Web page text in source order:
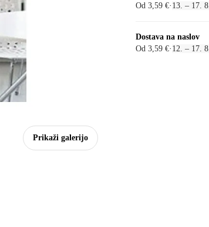
Prikaži galerijo
Od 3,59 €· 13. – 17. 8.
Dostava na naslov
Od 3,59 €· 12. – 17. 8.